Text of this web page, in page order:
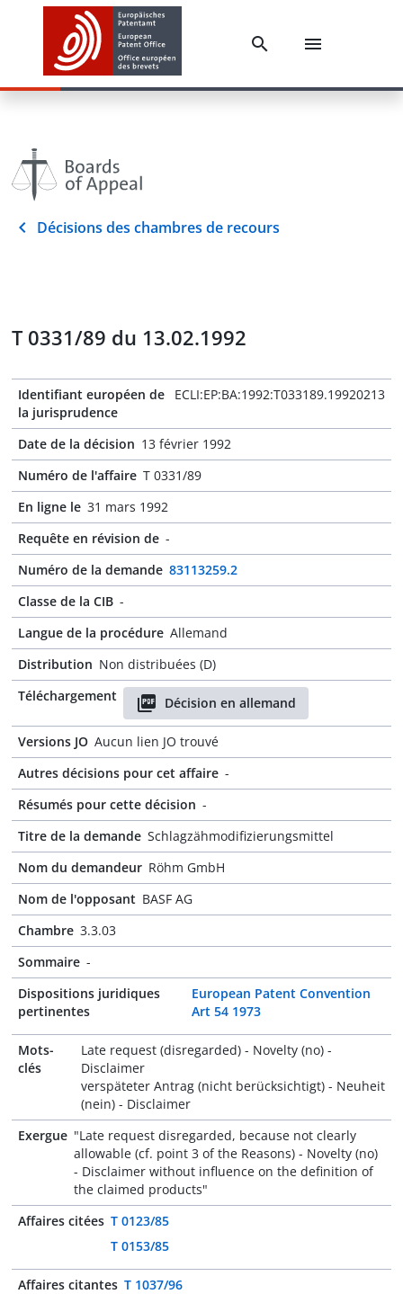
Décisions des chambres de recours
T 0331/89 du 13.02.1992
Identifiant européen de
la jurisprudence
ECLI:EP:BA:1992:T033189.19920213
Date de la décision 13 février 1992
Numéro de l'affaire T 0331/89
En ligne le 31 mars 1992
Requête en révision de -
Numéro de la demande 83113259.2
Classe de la CIB -
Langue de la procédure Allemand
Distribution Non distribuées (D)
Téléchargement
Décision en allemand
Versions JO Aucun lien JO trouvé
Autres décisions pour cet affaire -
Résumés pour cette décision -
Titre de la demande Schlagzähmodifizierungsmittel
Nom du demandeur Röhm GmbH
Nom de l'opposant BASF AG
Chambre 3.3.03
Sommaire -
Dispositions juridiques
pertinentes
European Patent Convention
Art 54 1973
Mots-
clés
Late request (disregarded) - Novelty (no) -
Disclaimer
verspäteter Antrag (nicht berücksichtigt) - Neuheit
(nein) - Disclaimer
Exergue "Late request disregarded, because not clearly
allowable (cf. point 3 of the Reasons) - Novelty (no)
- Disclaimer without influence on the definition of
the claimed products"
Affaires citées T 0123/85
T 0153/85
Affaires citantes T 1037/96